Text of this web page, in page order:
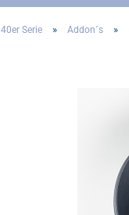
40er Serie » Addon´s »